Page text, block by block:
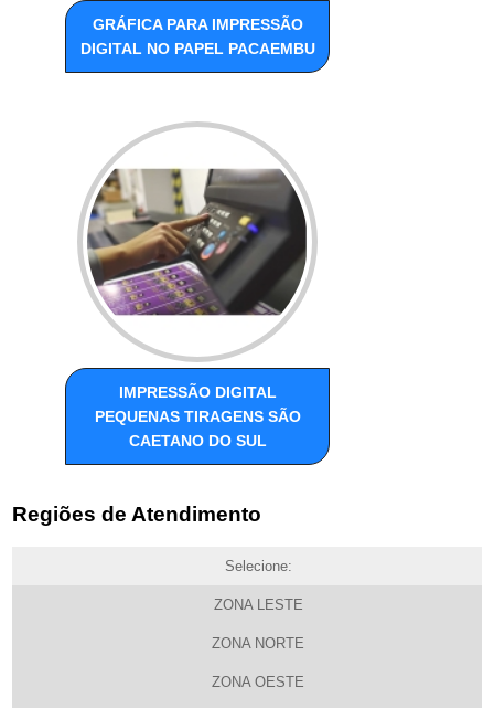
GRÁFICA PARA IMPRESSÃO
DIGITAL NO PAPEL PACAEMBU
IMPRESSÃO DIGITAL
PEQUENAS TIRAGENS SÃO
CAETANO DO SUL
Regiões de Atendimento
Selecione:
ZONA LESTE
ZONA NORTE
ZONA OESTE